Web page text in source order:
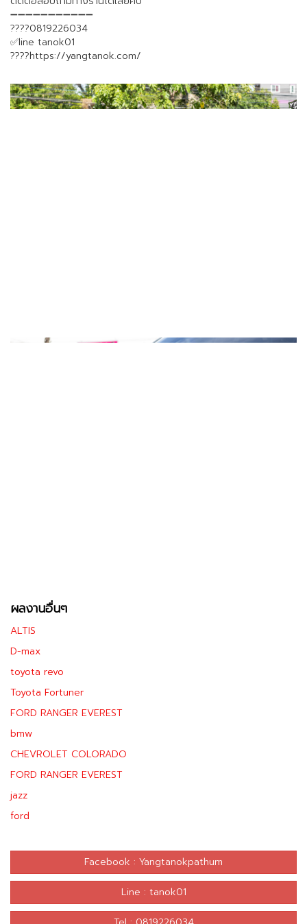
➖➖➖➖➖➖➖➖➖➖➖
????0819226034
✅line tanok01
????https://yangtanok.com/
ผลงานอื่นๆ
ALTIS
D-max
toyota revo
Toyota Fortuner
FORD RANGER EVEREST
bmw
CHEVROLET COLORADO
FORD RANGER EVEREST
jazz
ford
Facebook : Yangtanokpathum
Line : tanok01